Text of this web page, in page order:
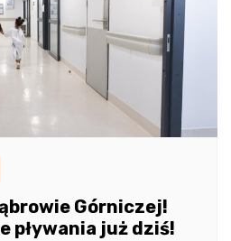
Górniczej!
pływania już dziś!